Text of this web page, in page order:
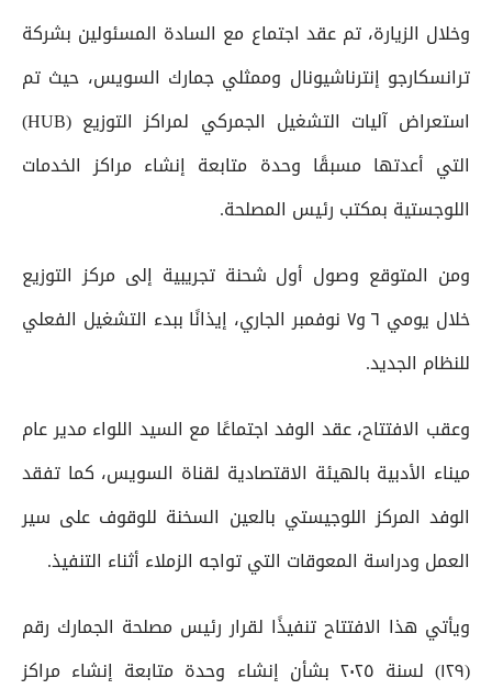
وخلال الزيارة، تم عقد اجتماع مع السادة المسئولين بشركة
ترانسكارجو إنترناشيونال وممثلي جمارك السويس، حيث تم
استعراض آليات التشغيل الجمركي لمراكز التوزيع (HUB)
التي أعدتها مسبقًا وحدة متابعة إنشاء مراكز الخدمات
اللوجستية بمكتب رئيس المصلحة.
ومن المتوقع وصول أول شحنة تجريبية إلى مركز التوزيع
خلال يومي ٦ و٧ نوفمبر الجاري، إيذانًا ببدء التشغيل الفعلي
للنظام الجديد.
وعقب الافتتاح، عقد الوفد اجتماعًا مع السيد اللواء مدير عام
ميناء الأدبية بالهيئة الاقتصادية لقناة السويس، كما تفقد
الوفد المركز اللوجيستي بالعين السخنة للوقوف على سير
العمل ودراسة المعوقات التي تواجه الزملاء أثناء التنفيذ.
ويأتي هذا الافتتاح تنفيذًا لقرار رئيس مصلحة الجمارك رقم
(١٢٩) لسنة ٢٠٢٥ بشأن إنشاء وحدة متابعة إنشاء مراكز